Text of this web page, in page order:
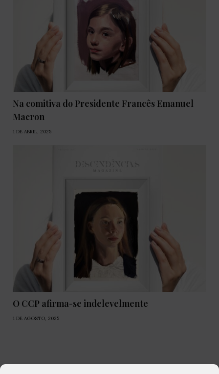
Na comitiva do Presidente Francês Emanuel
Macron
1 DE ABRIL, 2025
O CCP afirma-se indelevelmente
1 DE AGOSTO, 2025